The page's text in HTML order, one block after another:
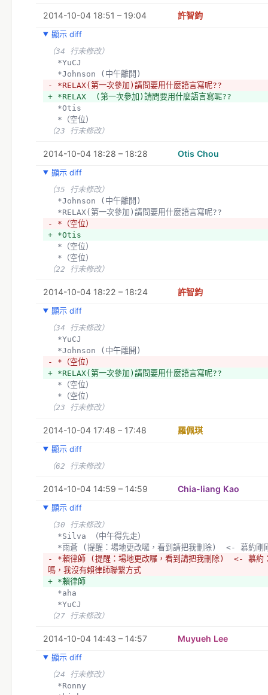
2014-10-04 18:51 – 19:04 許智鈞
顯示 diff
（34 行未修改）
  *YuCJ
  *Johnson (中午離開)
- *RELAX(第一次參加)請問要用什麼語言寫呢??
+ *RELAX  (第一次參加)請問要用什麼語言寫呢??
  *Otis
  *（空位）
（23 行未修改）
2014-10-04 18:28 – 18:28 Otis Chou
顯示 diff
（35 行未修改）
  *Johnson (中午離開)
  *RELAX(第一次參加)請問要用什麼語言寫呢??
- *（空位）
+ *Otis
  *（空位）
  *（空位）
（22 行未修改）
2014-10-04 18:22 – 18:24 許智鈞
顯示 diff
（34 行未修改）
  *YuCJ
  *Johnson (中午離開)
- *（空位）
+ *RELAX(第一次參加)請問要用什麼語言寫呢??
  *（空位）
  *（空位）
（23 行未修改）
2014-10-04 17:48 – 17:48 羅佩琪
顯示 diff
（62 行未修改）
2014-10-04 14:59 – 14:59 Chia-liang Kao
顯示 diff
（30 行未修改）
  *Silva （中午得先走）
*雨蒼 (提醒：場地更改囉，看到請把我刪除)  <- 慕約剛
- *賴律師 (提醒：場地更改囉，看到請把我刪除)  <- 慕約
嗎，我沒有賴律師聯繫方式
+ *賴律師
  *aha
  *YuCJ
（27 行未修改）
2014-10-04 14:43 – 14:57 Muyueh Lee
顯示 diff
（24 行未修改）
  *Ronny